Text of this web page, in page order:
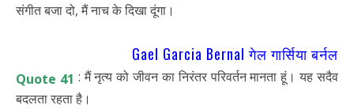
संगीत बजा दो, मैं नाच के दिखा दूंगा।
Gael Garcia Bernal गेल गार्सिया बर्नल
Quote 41 : मैं नृत्य को जीवन का निरंतर परिवर्तन मानता हूं। यह सदैव
बदलता रहता है।